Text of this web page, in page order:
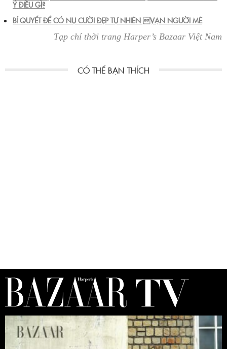
Ý ĐIỀU GÌ?
BÍ QUYẾT ĐỂ CÓ NỤ CƯỜI ĐẸP TỰ NHIÊN VẠN NGƯỜI MÊ
Tạp chí thời trang Harper’s Bazaar Việt Nam